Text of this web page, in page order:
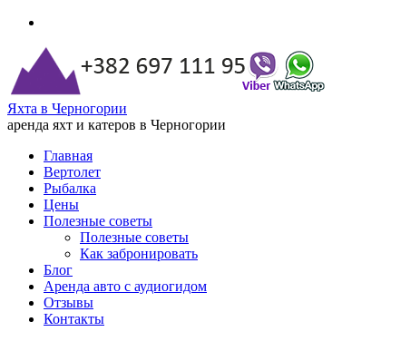
Яхта в Черногории
аренда яхт и катеров в Черногории
Главная
Вертолет
Рыбалка
Цены
Полезные советы
Полезные советы
Как забронировать
Блог
Аренда авто с аудиогидом
Отзывы
Контакты